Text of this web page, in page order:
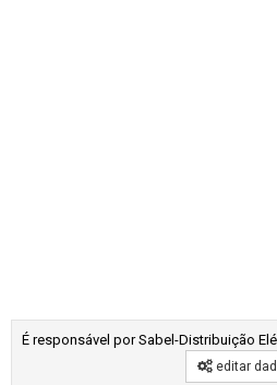
É responsável por Sabel-Distribuição
editar